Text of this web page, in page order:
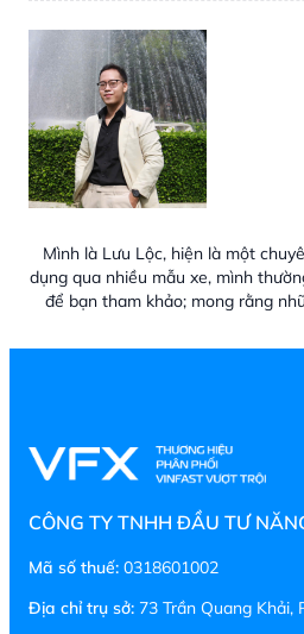
Mình là Lưu Lộc, hiện là một
dụng qua nhiều mẫu xe, mình
để bạn tham khảo; mong rằng
CÔNG TY TNHH ĐẦU TƯ
Mã số thuế: 0318601002
Địa chỉ trụ sở: 73 Trần Quang Khải,